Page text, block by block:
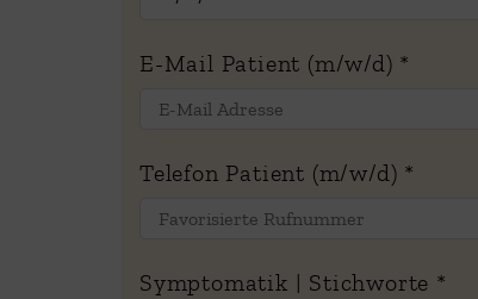
E-Mail Patient (m/w/d) *
Telefon Patient (m/w/d) *
Symptomatik | Stichworte *